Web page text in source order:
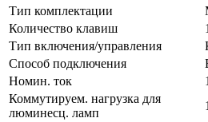
Тип комплектации
Количество клавиш
1
Тип включения/управления
Способ подключения
Номин. ток
Коммутируем. нагрузка для
люминесц. ламп